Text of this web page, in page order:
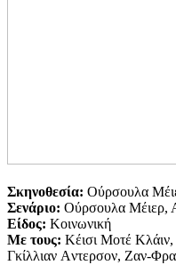
Σκηνοθεσία: Ούρσουλα
Σενάριο: Ούρσουλα Μέιερ,
Είδος: Κοινωνική
Με τους: Κέισι Μοτέ
Γκίλλιαν Aντερσον, Ζαν-